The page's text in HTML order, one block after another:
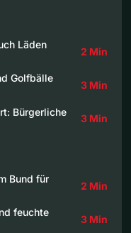
Läden
2 Min
Golfbälle
3 Min
Bürgerliche
3 Min
Bund für
2 Min
feuchte
3 Min